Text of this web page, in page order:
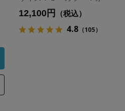
12,100円 （税込）
4.8（105）